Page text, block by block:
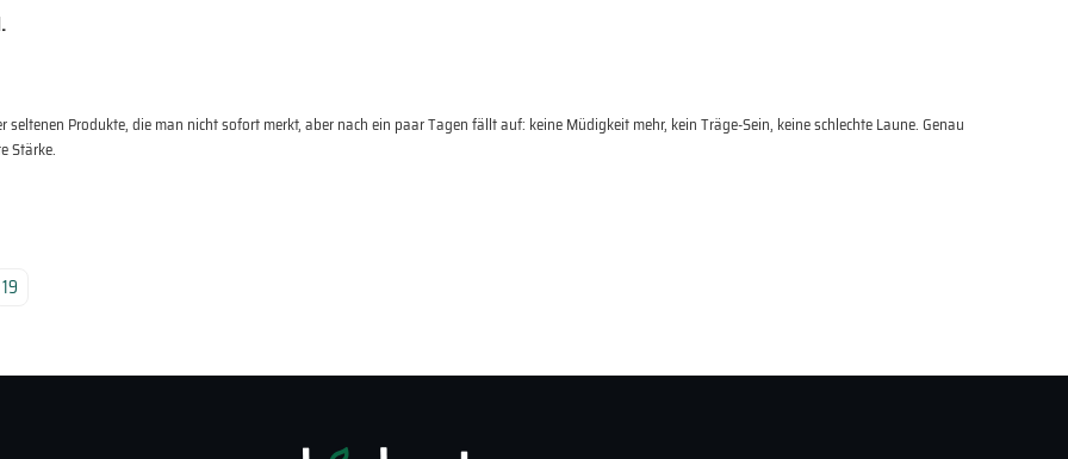
seltenen Produkte, die man nicht sofort merkt, aber nach ein paar Tagen fällt auf: keine Müdigkeit mehr, kein Träge-Sein, keine schlechte Laune. Genau
Stärke.
19